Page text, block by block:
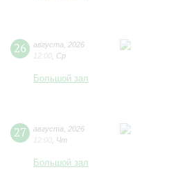
26 августа
2026
12:00 Ср
Большой зал
27 августа
2026
12:00 Чт
Большой зал